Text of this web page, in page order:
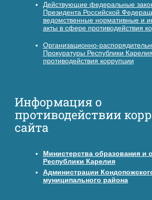
Действующие федеральные
Президента Российской
ведомственные нормативные и
акты в сфере противодействия
Организационно-
Прокуратуры Республики
противодействия коррупции
Информация о
противодействии
сайта
Министерства образования и
Республики Карелия
Администрации
муниципального района